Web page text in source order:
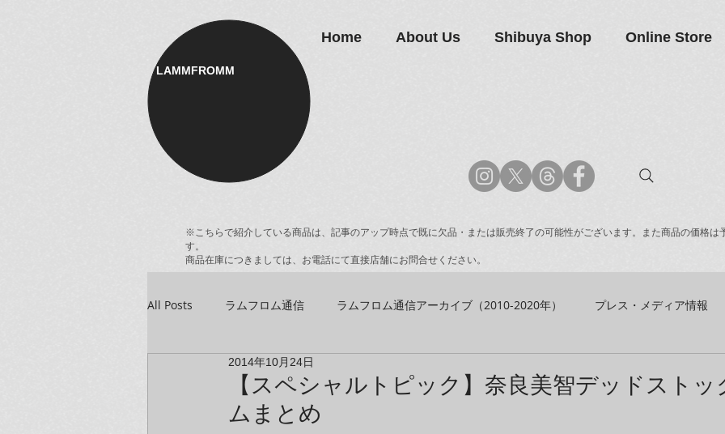
LAMMFROMM​
Home About Us Shibuya Shop Online Store
※こちらで紹介している商品は、記事のアップ時点で既に欠品・または販売終了の可能性がございます。また商品の価格は
す。
商品在庫につきましては、お電話にて直接店舗にお問合せください。
All Posts ラムフロム通信 ラムフロム通信アーカイブ（2010-2020年） プレス・メディア情報
アーティスト＆クリエイター紹介
【スペシャルトピック】奈良美智デッドスト
ムまとめ
2014年10月24日